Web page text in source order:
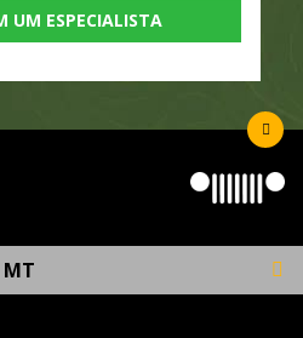
UM ESPECIALISTA
MT